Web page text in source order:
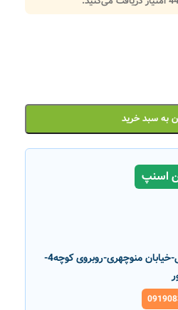
به سبد خرید
اسنپ
خیابان قاآنی شمالی-خیابان منوچهری-روبروی کوچه4-